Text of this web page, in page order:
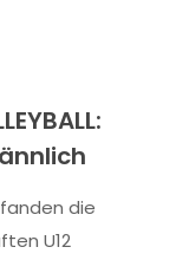
die
U12